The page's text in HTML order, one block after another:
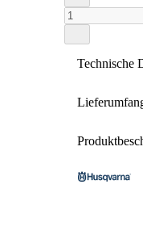
Technische
•